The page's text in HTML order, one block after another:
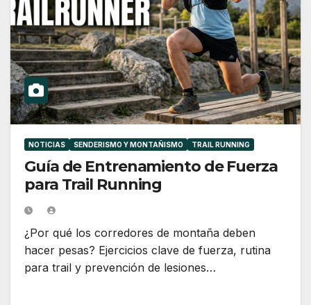
NOTICIAS SENDERISMO Y MONTAÑISMO TRAIL RUNNING
Guía de Entrenamiento de Fuerza
para Trail Running
¿Por qué los corredores de montaña deben
hacer pesas? Ejercicios clave de fuerza, rutina
para trail y prevención de lesiones…